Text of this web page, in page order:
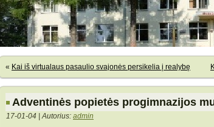
« Kai iš virtualaus pasaulio svajonės persikelia į realybę
Adventinės popietės progimnazijos
17-01-04 | Autorius: admin